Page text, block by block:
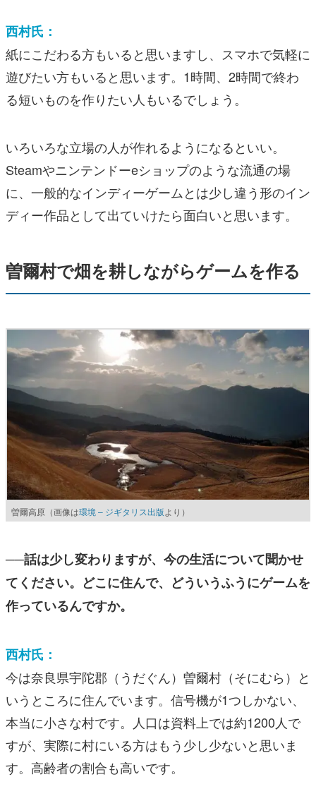
西村氏：
紙にこだわる方もいると思いますし、スマホで気軽に
遊びたい方もいると思います。1時間、2時間で終わ
る短いものを作りたい人もいるでしょう。
いろいろな立場の人が作れるようになるといい。
Steamやニンテンドーeショップのような流通の場
に、一般的なインディーゲームとは少し違う形のイン
ディー作品として出ていけたら面白いと思います。
曽爾村で畑を耕しながらゲームを作る
曽爾高原（画像は環境 – ジギタリス出版より）
──話は少し変わりますが、今の生活について聞かせ
てください。どこに住んで、どういうふうにゲームを
作っているんですか。
西村氏：
今は奈良県宇陀郡（うだぐん）曽爾村（そにむら）と
いうところに住んでいます。信号機が1つしかない、
本当に小さな村です。人口は資料上では約1200人で
すが、実際に村にいる方はもう少し少ないと思いま
す。高齢者の割合も高いです。